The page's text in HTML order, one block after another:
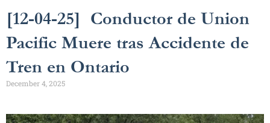
[12-04-25] Conductor de Union
Pacific Muere tras Accidente de
Tren en Ontario
December 4, 2025